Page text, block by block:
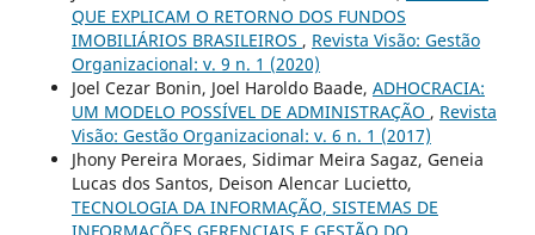
QUE EXPLICAM O RETORNO DOS FUNDOS
IMOBILIÁRIOS BRASILEIROS , Revista Visão: Gestão
Organizacional: v. 9 n. 1 (2020)
Joel Cezar Bonin, Joel Haroldo Baade, ADHOCRACIA:
UM MODELO POSSÍVEL DE ADMINISTRAÇÃO , Revista
Visão: Gestão Organizacional: v. 6 n. 1 (2017)
Jhony Pereira Moraes, Sidimar Meira Sagaz, Geneia
Lucas dos Santos, Deison Alencar Lucietto,
TECNOLOGIA DA INFORMAÇÃO, SISTEMAS DE